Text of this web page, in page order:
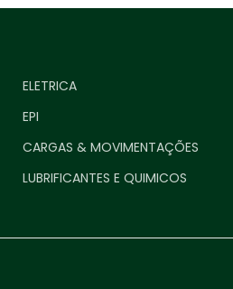
ELETRICA
EPI
CARGAS & MOVIMENTAÇÕES
LUBRIFICANTES E QUIMICOS